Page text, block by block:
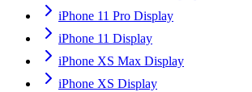
iPhone 11 Pro Display
iPhone 11 Display
iPhone XS Max Display
iPhone XS Display